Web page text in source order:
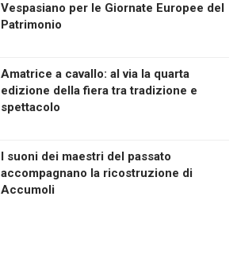
Vespasiano per le Giornate Europee del
Patrimonio
Amatrice a cavallo: al via la quarta
edizione della fiera tra tradizione e
spettacolo
I suoni dei maestri del passato
accompagnano la ricostruzione di
Accumoli